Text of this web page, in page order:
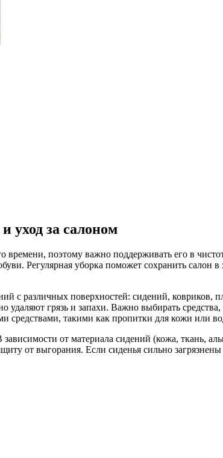
уход за салоном
поэтому важно поддерживать его в
Регулярная уборка поможет сохранить
с различных поверхностей: сидений,
грязь и запахи. Важно выбирать
средствами, такими как пропитки для кожи или
от материала сидений (кожа, ткань,
от выгорания. Если сиденья сильно